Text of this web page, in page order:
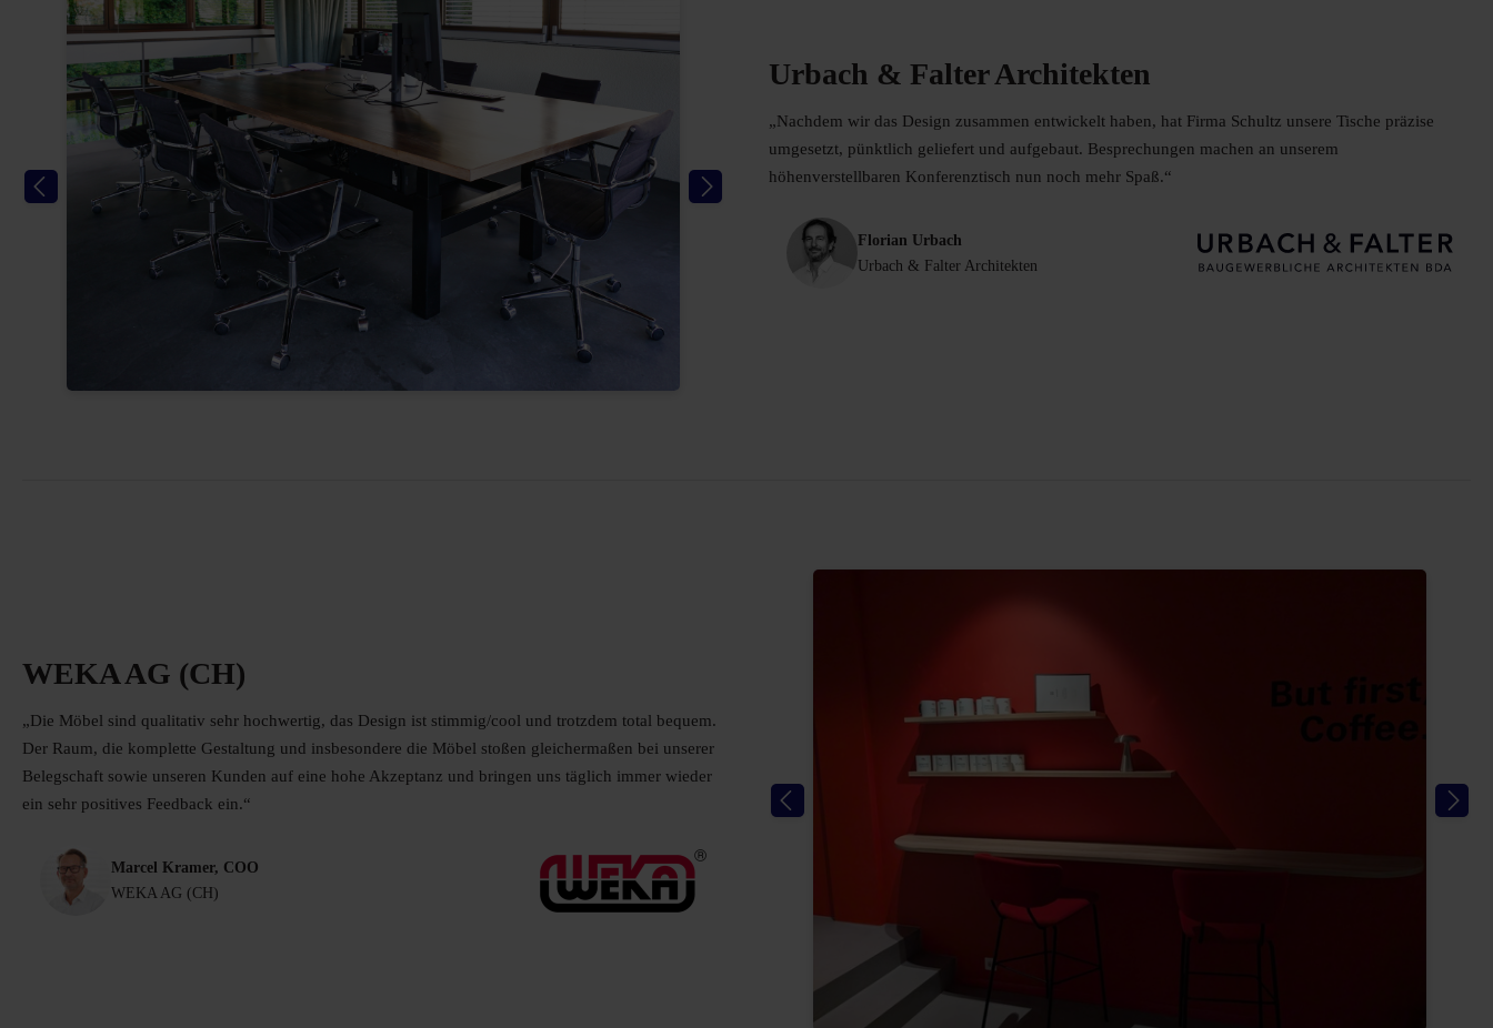
Urbach & Falter Architekten
„Nachdem wir das Design zusammen entwickelt haben, hat Firma Schultz unsere Tische präzise
umgesetzt, pünktlich geliefert und aufgebaut. Besprechungen machen an unserem
höhenverstellbaren Konferenztisch nun noch mehr Spaß.“
Florian Urbach
Urbach & Falter Architekten
WEKA AG (CH)
„Die Möbel sind qualitativ sehr hochwertig, das Design ist stimmig/cool und trotzdem total bequem.
Der Raum, die komplette Gestaltung und insbesondere die Möbel stoßen gleichermaßen bei unserer
Belegschaft sowie unseren Kunden auf eine hohe Akzeptanz und bringen uns täglich immer wieder
ein sehr positives Feedback ein.“
Marcel Kramer, COO
WEKA AG (CH)